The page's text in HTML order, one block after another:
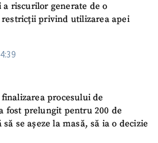
riscurilor generate de o
privind utilizarea apei
procesului de
fost prelungit pentru 200 de
se așeze la masă, să ia o decizie